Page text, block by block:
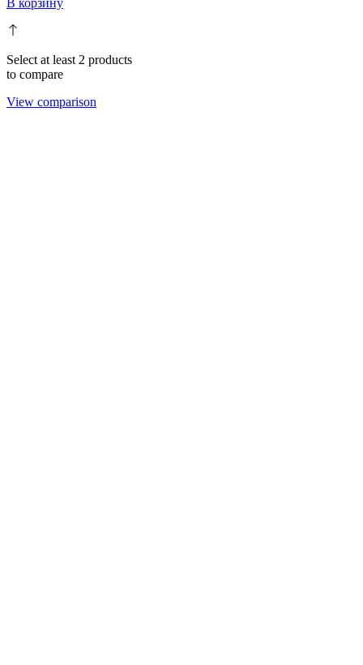
Select at least 2 products
to compare
View comparison